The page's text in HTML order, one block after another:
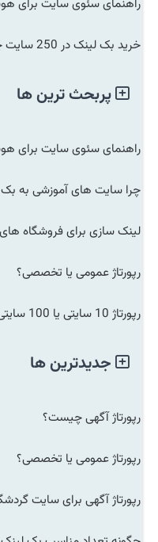
خرید بک لینک در 250 سایت چه مزایایی دارد؟
پربحث ترین ها
راهنمای سئوی سایت برای
چرا سایت های آموزشی به بک
لینک سازی برای فروشگاه های
رپورتاژ عمومی یا تخصصی؟
رپورتاژ 10 سایتی یا 100 سایتی؟
جدیدترین ها
رپورتاژ آگهی چیست؟
رپورتاژ عمومی یا تخصصی؟
رپورتاژ آگهی برای سایت